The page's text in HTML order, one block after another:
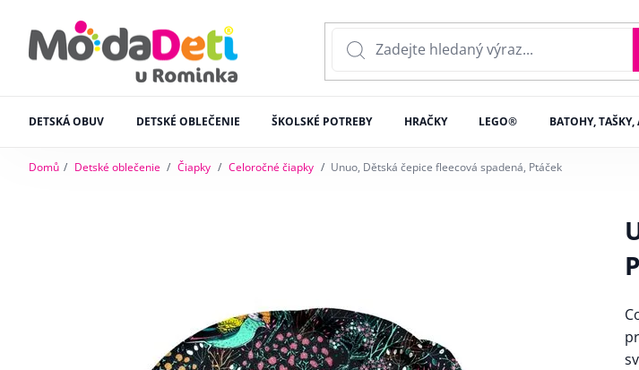
DETSKÁ OBUV DETSKÉ OBLEČENIE ŠKOLSKÉ POTREBY HRAČKY LEGO® BATOHY, TAŠKY,
Domů Detské oblečenie Čiapky Celoročné čiapky Unuo, Dětská čepice fleecová spadená, Ptáček